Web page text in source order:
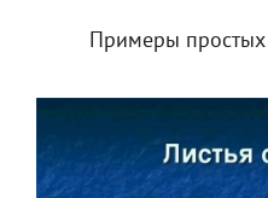
Примеры простых